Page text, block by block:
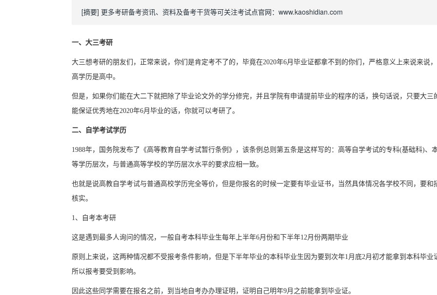
[摘要] 更多考研备考资讯、资料及备考干货等可关注考试点官网：www.kaoshidian.com
一、大三考研
大三想考研的朋友们，正常来说，你们是肯定考不了的，毕竟在2020年6月毕业证都拿不到的你们，严格意义上来说来说
高学历是高中。
但是，如果你们能在大二下就把除了毕业论文外的学分修完，并且学院有申请提前毕业的程序的话，换句话说，只要大三
能保证优秀地在2020年6月毕业的话，你就可以考研了。
二、自学考试学历
1988年，国务院发布了《高等教育自学考试暂行条例》，该条例总则第五条是这样写的：高等自学考试的专科(基础科)、
等学历层次，与普通高等学校的学历层次水平的要求应相一致。
也就是说高教自学考试与普通高校学历完全等价，但是你报名的时候一定要有毕业证书，当然具体情况各学校不同，要和
核实。
1、自考本考研
这是遇到最多人询问的情况，一般自考本科毕业生每年上半年6月份和下半年12月份两期毕业
原则上来说，这两种情况都不受报考条件影响，但是下半年毕业的本科毕业生因为要到次年1月底2月初才能拿到本科毕业
所以报考要受到影响。
因此这些同学需要在报名之前，到当地自考办办理证明，证明自己明年9月之前能拿到毕业证。